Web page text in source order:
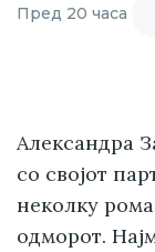
Пред 20 часа
Александра
со својот
неколку
одморот.